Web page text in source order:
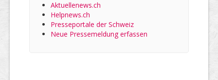
Aktuellenews.ch
Helpnews.ch
Presseportale der Schweiz
Neue Pressemeldung erfassen